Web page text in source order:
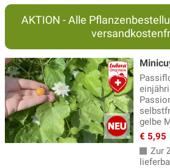
AKTION - Alle
gelbe
€ 5,95
Zur